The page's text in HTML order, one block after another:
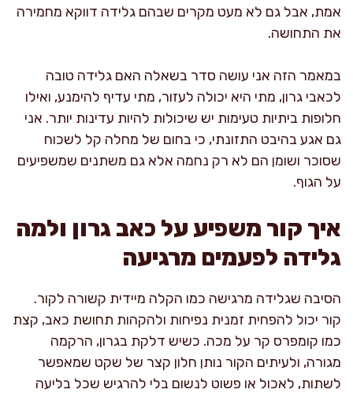
אמת, אבל גם לא מעט מקרים שבהם גלידה דווקא מחמירה
את התחושה.
במאמר הזה אני עושה סדר בשאלה האם גלידה טובה
לכאבי גרון, מתי היא יכולה לעזור, מתי עדיף להימנע, ואילו
חלופות ביתיות טעימות יש שיכולות להיות עדינות יותר. אני
גם אגע בהיבט התזונתי, כי בחום של מחלה קל לשכוח
שסוכר ושומן הם לא רק נחמה אלא גם משתנים שמשפיעים
על הגוף.
איך קור משפיע על כאב גרון ולמה
גלידה לפעמים מרגיעה
הסיבה שגלידה מרגישה כמו הקלה מיידית קשורה לקור.
קור יכול להפחית זמנית נפיחות ולהקהות תחושת כאב, קצת
כמו קומפרס קר על מכה. כשיש דלקת בגרון, הרקמה
מגורה, ולעיתים הקור נותן חלון קצר של שקט שמאפשר
לשתות, לאכול או פשוט לנשום בלי להרגיש שכל בליעה